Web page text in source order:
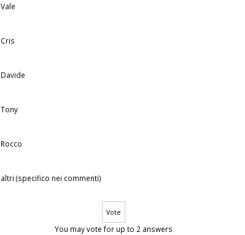
Vale
Cris
Davide
Tony
Rocco
altri (specifico nei commenti)
You may vote for up to 2 answers